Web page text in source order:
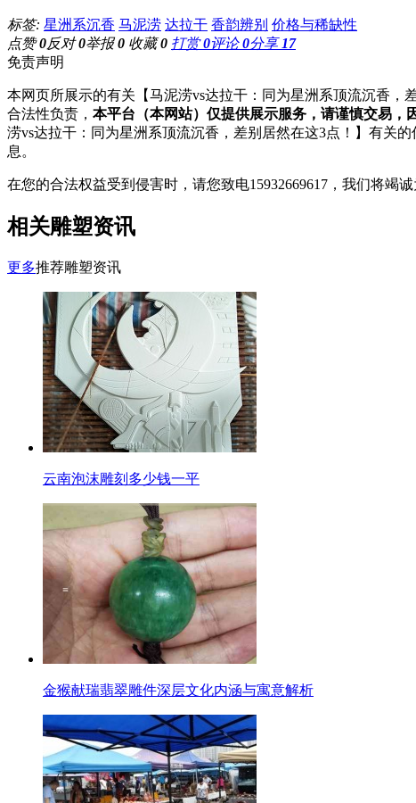
标签: 星洲系沉香 马泥涝 达拉干 香韵辨别 价格与稀缺性
点赞0反对0举报0 收藏0 打赏0评论0分享 17
免责声明
本网页所展示的有关【马泥涝vs达拉干：同为星洲系顶流沉香，
合法性负责， 本平台（本网站）仅提供展示服务，请谨慎交易，
涝vs达拉干：同为星洲系顶流沉香，差别居然在这3点！】有关
息。
在您的合法权益受到侵害时，请您致电15932669617，我们将竭
相关雕塑资讯
更多推荐雕塑资讯
云南泡沫雕刻多少钱一平
金猴献瑞翡翠雕件深层文化内涵与寓意解析